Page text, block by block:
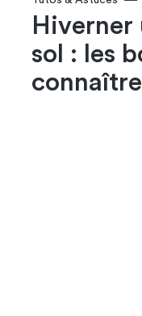
Hiverner
sol : les
connaître